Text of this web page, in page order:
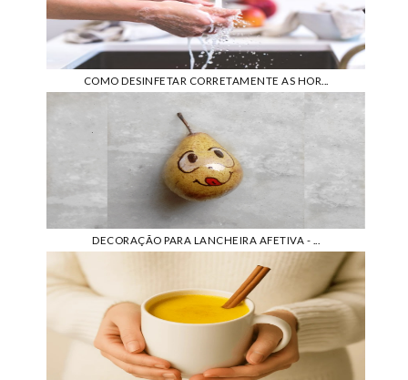
COMO DESINFETAR CORRETAMENTE AS HOR...
DECORAÇÃO PARA LANCHEIRA AFETIVA - ...